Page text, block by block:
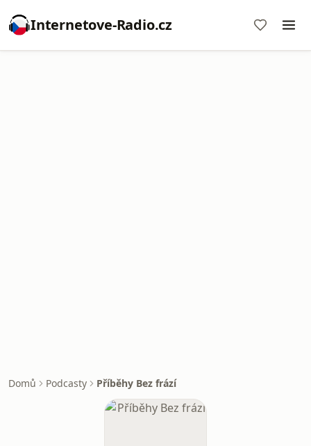
Internetove-Radio.cz
Domů Podcasty Příběhy Bez frází